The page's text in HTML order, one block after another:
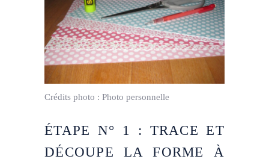
Crédits photo : Photo personnelle
ÉTAPE N° 1 : TRACE ET
DÉCOUPE LA FORME À